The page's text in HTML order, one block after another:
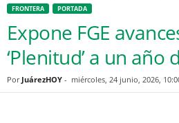
FRONTERA PORTADA
Expone FGE
‘Plenitud’ a un año
Por JuárezHOY - miércoles, 24 junio, 2026,